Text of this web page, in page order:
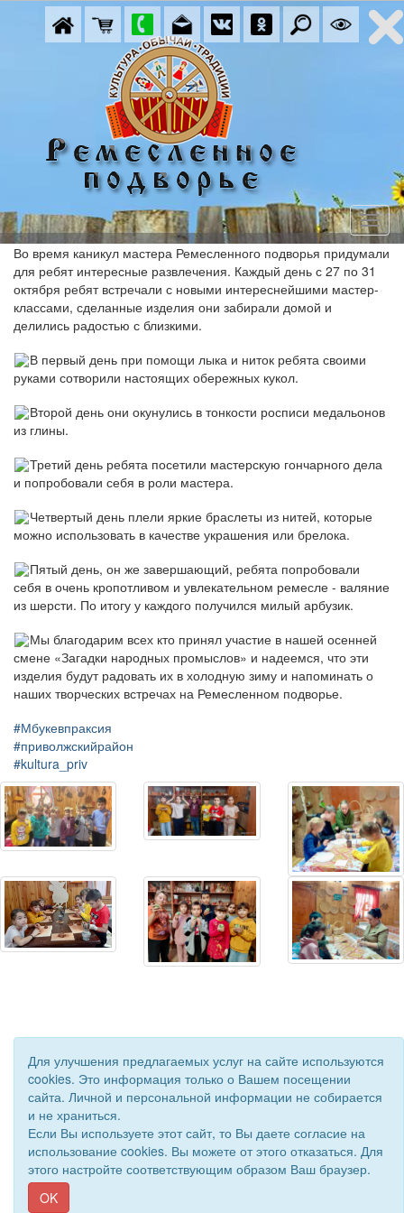
Во время каникул мастера Ремесленного подворья придумали
для ребят интересные развлечения. Каждый день с 27 по 31
октября ребят встречали с новыми интереснейшими мастер-
классами, сделанные изделия они забирали домой и
делились радостью с близкими.
В первый день при помощи лыка и ниток ребята своими
руками сотворили настоящих обережных кукол.
Второй день они окунулись в тонкости росписи медальонов
из глины.
Третий день ребята посетили мастерскую гончарного дела
и попробовали себя в роли мастера.
Четвертый день плели яркие браслеты из нитей, которые
можно использовать в качестве украшения или брелока.
Пятый день, он же завершающий, ребята попробовали
себя в очень кропотливом и увлекательном ремесле - валяние
из шерсти. По итогу у каждого получился милый арбузик.
Мы благодарим всех кто принял участие в нашей осенней
смене «Загадки народных промыслов» и надеемся, что эти
изделия будут радовать их в холодную зиму и напоминать о
наших творческих встречах на Ремесленном подворье.
#Мбукевпраксия
#приволжскийрайон
#kultura_priv
© 2018 - 2026 Подворье . Все права защищены.
Сайт создан при поддержке «Информационная сеть RD
Для улучшения предлагаемых услуг на сайте используются
cookies. Это информация только о Вашем посещении
сайта. Личной и персональной информации не собирается
и не храниться.
Если Вы используете этот сайт, то Вы даете согласие на
использование cookies. Вы можете от этого отказаться. Для
этого настройте соответствующим образом Ваш браузер.
OK